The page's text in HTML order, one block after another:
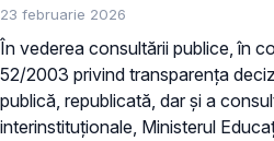
23 februarie 2026
În vederea consultării publice, în
52/2003 privind transparenţa
publică, republicată, dar și a
interinstituționale, Ministerul